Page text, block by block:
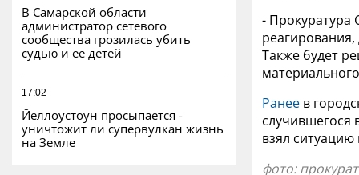
В Самарской области
администратор сетевого
сообщества грозилась убить
судью и ее детей
17:02
Йеллоустоун просыпается -
уничтожит ли супервулкан жизнь
на Земле
- Прокуратура
Также будет
Ранее в
случившегося
взял
фото: